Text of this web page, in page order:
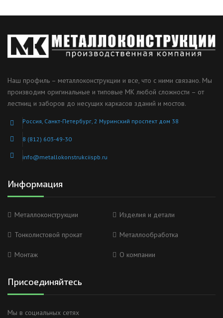
Наш профиль – металлоконструкции и все, что с ними связано. Мы
производим оригинальные и типовые МК любой сложности – от
лестниц и заборов до несущих каркасов зданий и мостов.
Россия, Санкт-Петербург, 2 Муринский проспект дом 38
8 (812) 603-49-30
info@metallokonstrukciispb.ru
Информация
Металлоконструкции Изделия и детали
Тонколистовой прокат Металлообработка
Монтаж О компании
Присоединяйтесь
Мы в социальных сетях